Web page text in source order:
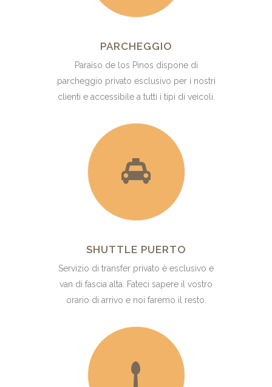
PARCHEGGIO
Paraiso de los Pinos dispone di
parcheggio privato esclusivo per i nostri
clienti e accessibile a tutti i tipi di veicoli.
SHUTTLE PUERTO
Servizio di transfer privato è esclusivo e
van di fascia alta. Fateci sapere il vostro
orario di arrivo e noi faremo il resto.